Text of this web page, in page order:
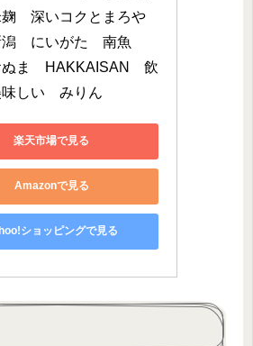
　深いコクとまろや
　にいがた　南魚
ま　HAKKAISAN　飲
しい　みりん
楽天市場で見る
Amazonで見る
ショッピングで見る